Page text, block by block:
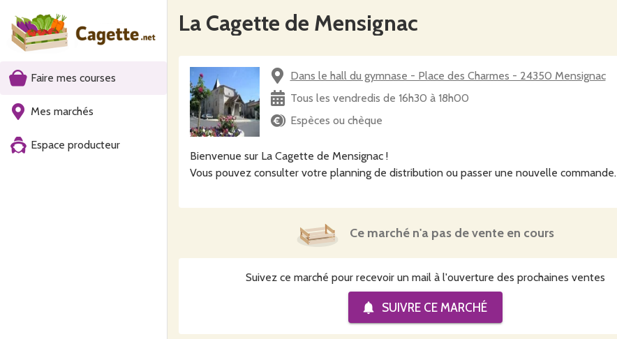
Faire mes courses
Mes marchés
Espace producteur
La Cagette de Mensignac
Dans le hall du gymnase - Place des Charmes - 24350 Mensignac
Tous les vendredis de 16h30 à 18h00
Espèces ou chèque
Bienvenue sur La Cagette de Mensignac !
Vous pouvez consulter votre planning de distribution ou passer une nouvelle commande.
Suivez ce marché pour recevoir un mail à l'ouverture des prochaines ventes
SUIVRE CE MARCHÉ
Ce marché n'a pas de vente en cours